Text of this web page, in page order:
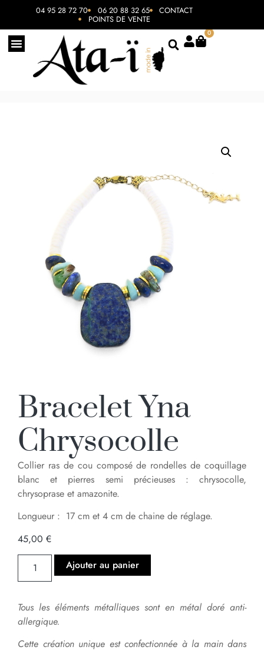
04 95 28 72 70 06 20 88 32 65 CONTACT
POINTS DE VENTE
0
Bracelet Yna
Chrysocolle
Collier ras de cou composé de rondelles de coquillage
blanc et pierres semi précieuses : chrysocolle,
chrysoprase et amazonite.
Longueur : 17 cm et 4 cm de chaine de réglage.
45,00 €
Ajouter au panier
Tous les éléments métalliques sont en métal doré anti-
allergique.
Cette création unique est confectionnée à la main dans